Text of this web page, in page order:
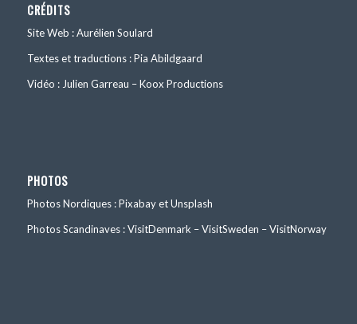
CRÉDITS
Site Web : Aurélien Soulard
Textes et traductions : Pia Abildgaard
Vidéo : Julien Garreau – Koox Productions
PHOTOS
Photos Nordiques : Pixabay et Unsplash
Photos Scandinaves : VisitDenmark – VisitSweden – VisitNorway